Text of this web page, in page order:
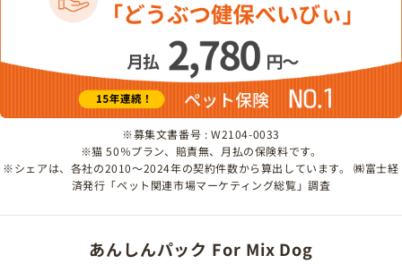
※募集文書番号 : W2104-0033
※猫 50％プラン、賠責無、月払の保険料です。
※シェアは、各社の2010～2024年の契約件数から算出しています。 ㈱富士経
済発行「ペット関連市場マーケティング総覧」調査
あんしんパック For Mix Dog